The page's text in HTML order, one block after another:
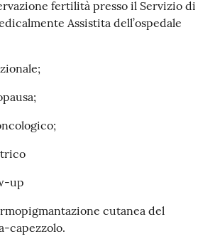
fertilità presso il Servizio di
Assistita dell’ospedale
up
cutanea del
capezzolo.